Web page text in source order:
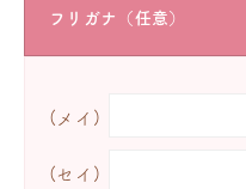
フリガナ（任意）
(メイ)
(セイ)